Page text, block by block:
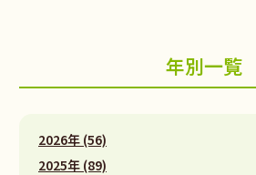
年別一覧
2026年 (56)
2025年 (89)